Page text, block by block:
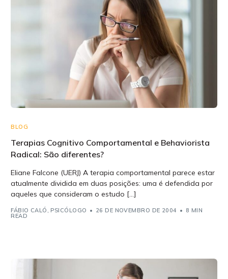
BLOG
Terapias Cognitivo Comportamental e Behaviorista
Radical: São diferentes?
Eliane Falcone (UERJ) A terapia comportamental parece estar
atualmente dividida em duas posições: uma é defendida por
aqueles que consideram o estudo […]
FÁBIO CALÓ, PSICÓLOGO 26 DE NOVEMBRO DE 2004 8 MIN
READ